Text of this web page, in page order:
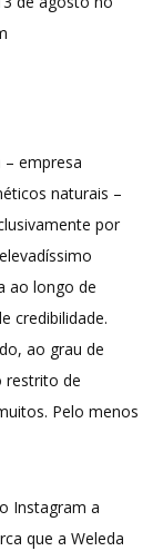
– empresa
naturais –
por
ao longo de
credibilidade.
ao grau de
restrito de
Pelo menos
Instagram a
que a Weleda